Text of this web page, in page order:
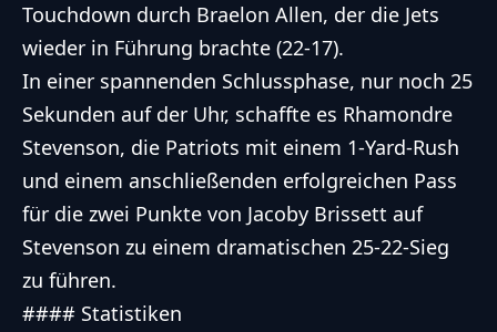
Touchdown durch Braelon Allen, der die Jets
wieder in Führung brachte (22-17).
In einer spannenden Schlussphase, nur noch 25
Sekunden auf der Uhr, schaffte es Rhamondre
Stevenson, die Patriots mit einem 1-Yard-Rush
und einem anschließenden erfolgreichen Pass
für die zwei Punkte von Jacoby Brissett auf
Stevenson zu einem dramatischen 25-22-Sieg
zu führen.
#### Statistiken